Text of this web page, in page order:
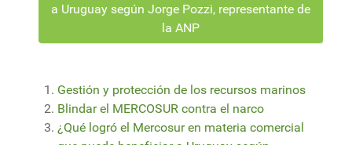
a Uruguay según Jorge Pozzi, representante de
la ANP
Gestión y protección de los recursos marinos
Blindar el MERCOSUR contra el narco
¿Qué logró el Mercosur en materia comercial